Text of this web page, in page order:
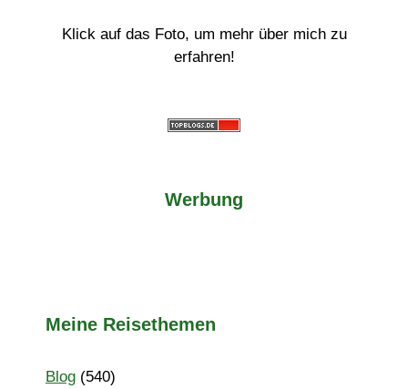
Klick auf das Foto, um mehr über mich zu
erfahren!
Werbung
Meine Reisethemen
Blog (540)